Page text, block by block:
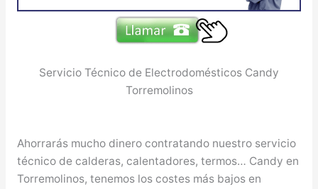
Servicio Técnico de Electrodomésticos Candy
Torremolinos
Ahorrarás mucho dinero contratando nuestro servicio
técnico de calderas, calentadores, termos… Candy en
Torremolinos, tenemos los costes más bajos en